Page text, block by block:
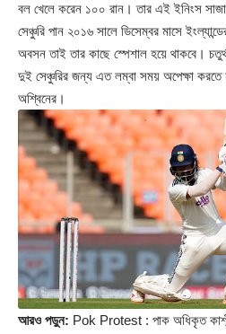
বল খেলে করেন ১০০ রান। তার এই ইনিংস
সেঞ্চুরি পান ২০১৬ সালে ডিসেম্বর মাসে
অবসন তাই তার কাছে স্পেশাল হয়ে থাকবে। চতুর্থ
দুই সেঞ্চুরির জন্য এত লম্বা সময় অপেক্ষা করতে
অশ্বিনের।
আরও পড়ুন: Pok Protest : পাক অধিকৃত